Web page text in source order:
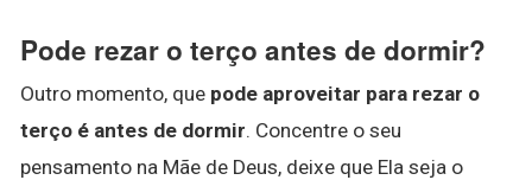
Pode rezar o terço antes de dormir?
Outro momento, que pode aproveitar para rezar o
terço é antes de dormir. Concentre o seu
pensamento na Mãe de Deus, deixe que Ela seja o